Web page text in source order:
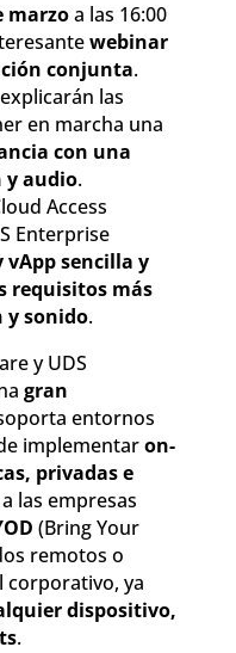
marzoa las 16:00
webinar
conjunta.
las
en marcha una
con una
y audio.
Access
Enterprise
vApp sencilla y
requisitos más
y sonido.
y UDS
gran
entornos
implementaron-
privadas e
las empresas
(Bring Your
remotos o
ya
dispositivo,
.